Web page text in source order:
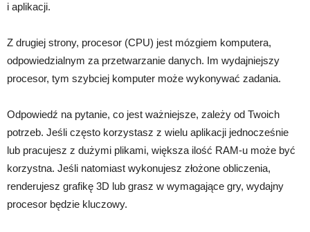
i aplikacji.
Z drugiej strony, procesor (CPU) jest mózgiem komputera,
odpowiedzialnym za przetwarzanie danych. Im wydajniejszy
procesor, tym szybciej komputer może wykonywać zadania.
Odpowiedź na pytanie, co jest ważniejsze, zależy od Twoich
potrzeb. Jeśli często korzystasz z wielu aplikacji jednocześnie
lub pracujesz z dużymi plikami, większa ilość RAM-u może być
korzystna. Jeśli natomiast wykonujesz złożone obliczenia,
renderujesz grafikę 3D lub grasz w wymagające gry, wydajny
procesor będzie kluczowy.